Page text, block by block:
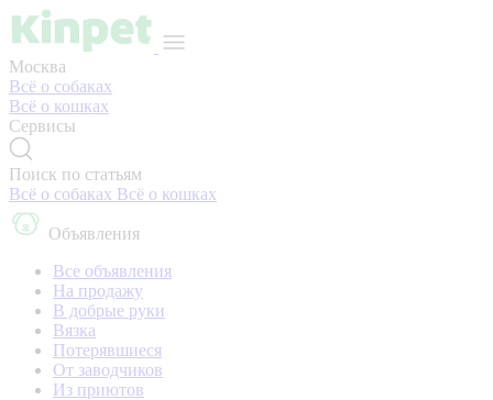
Москва
Всё о собаках
Всё о кошках
Сервисы
Поиск по статьям
Всё о собаках Всё о кошках
Объявления
Все объявления
На продажу
В добрые руки
Вязка
Потерявшиеся
От заводчиков
Из приютов